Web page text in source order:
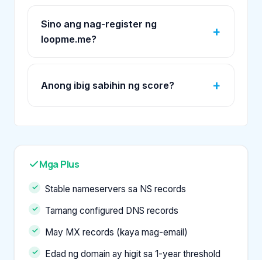
Sino ang nag-register ng
loopme.me?
Anong ibig sabihin ng score?
Mga Plus
Stable nameservers sa NS records
Tamang configured DNS records
May MX records (kaya mag-email)
Edad ng domain ay higit sa 1-year threshold